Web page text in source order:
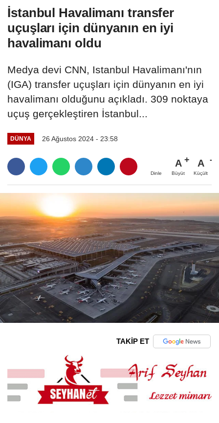
İstanbul Havalimanı transfer
uçuşları için dünyanın en iyi
havalimanı oldu
Medya devi CNN, Istanbul Havalimanı'nın
(IGA) transfer uçuşları için dünyanın en iyi
havalimanı olduğunu açıkladı. 309 noktaya
uçuş gerçekleştiren İstanbul...
DÜNYA 26 Ağustos 2024 - 23:58
Dinle
A
Büyüt
A
Küçült
TAKİP ET